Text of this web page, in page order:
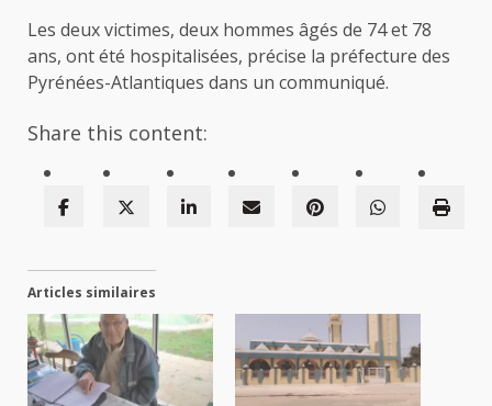
Les deux victimes, deux hommes âgés de 74 et 78
ans, ont été hospitalisées, précise la préfecture des
Pyrénées-Atlantiques dans un communiqué.
Share this content:
Articles similaires